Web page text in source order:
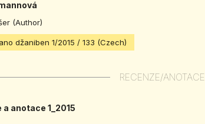
(Author)
džaniben 1/2015 / 133 (Czech)
RECENZE/ANOTACE
a anotace 1_2015